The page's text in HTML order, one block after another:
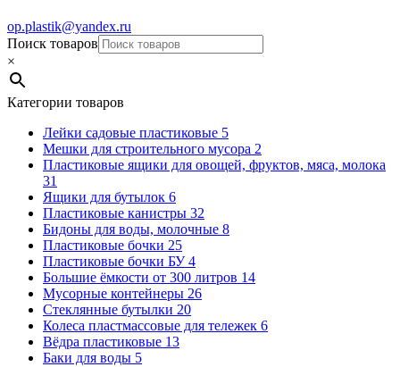
op.plastik@yandex.ru
Поиск товаров
×
Категории товаров
Лейки садовые пластиковые 5
Мешки для строительного мусора 2
Пластиковые ящики для овощей, фруктов, мяса, молока
31
Ящики для бутылок 6
Пластиковые канистры 32
Бидоны для воды, молочные 8
Пластиковые бочки 25
Пластиковые бочки БУ4
Большие ёмкости от 300 литров 14
Мусорные контейнеры 26
Стеклянные бутылки 20
Колеса пластмассовые для тележек 6
Вёдра пластиковые 13
Баки для воды 5